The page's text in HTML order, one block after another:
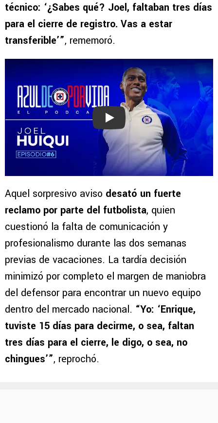
técnico: ‘¿Sabes qué? Joel, faltaban tres días
para el cierre de registro. Vas a estar
transferible’”, rememoró.
Play
Aquel sorpresivo aviso desató un fuerte
reclamo por parte del futbolista, quien
cuestionó la falta de comunicación y
profesionalismo durante las dos semanas
previas de vacaciones. La tardía decisión
minimizó por completo el margen de maniobra
del defensor para encontrar un nuevo equipo
dentro del mercado nacional. “Yo: ‘Enrique,
tuviste 15 días para decirme, o sea, faltan
tres días para el cierre, le digo, o sea, no
chingues’”, reprochó.